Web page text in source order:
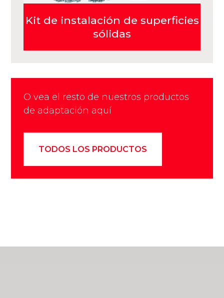
Kit de instalación de superficies
sólidas
O vea el resto de nuestros productos
de adaptación aquí
TODOS LOS PRODUCTOS